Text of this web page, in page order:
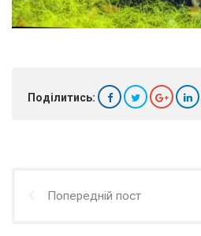
Поділитись:
Попередній пост